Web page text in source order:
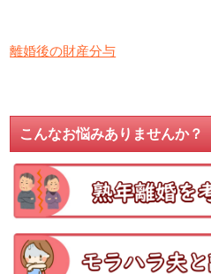
離婚後の財産分与
こんなお悩みありませんか？